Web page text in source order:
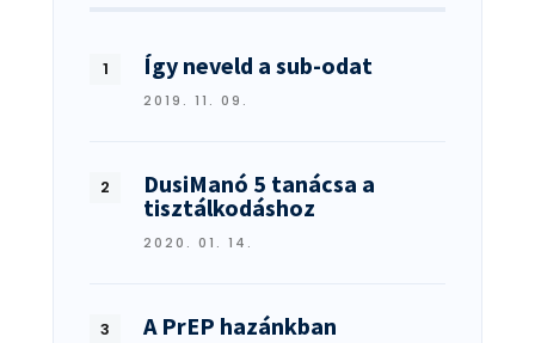
Így neveld a sub-odat
2019. 11. 09.
DusiManó 5 tanácsa a
tisztálkodáshoz
2020. 01. 14.
A PrEP hazánkban